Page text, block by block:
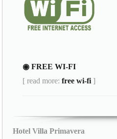
◉ FREE WI-FI
[ read more:free wi-fi ]
Hotel Villa Primavera